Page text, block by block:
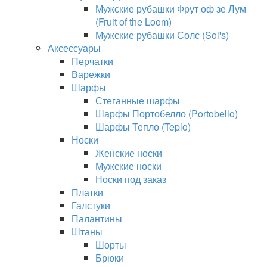
Мужские рубашки Фрут оф зе Лум
(Fruit of the Loom)
Мужские рубашки Солс (Sol's)
Аксессуары
Перчатки
Варежки
Шарфы
Стеганные шарфы
Шарфы Портобелло (Portobello)
Шарфы Тепло (Teplo)
Носки
Женские носки
Мужские носки
Носки под заказ
Платки
Галстуки
Палантины
Штаны
Шорты
Брюки